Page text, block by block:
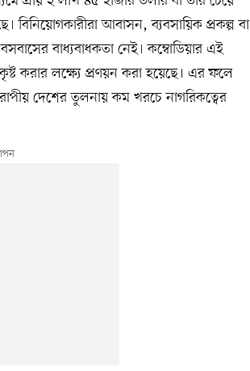
বিনিয়োগকারীরা আবাসন, ব্যবসায়িক প্রকল্প বা
বাধ্যবাধকতা নেই। কম্বোডিয়ার এই
করার লক্ষ্যে প্রণয়ন করা হয়েছে। এর ফলে
দেশের তুলনায় কম খরচে নাগরিকত্বের